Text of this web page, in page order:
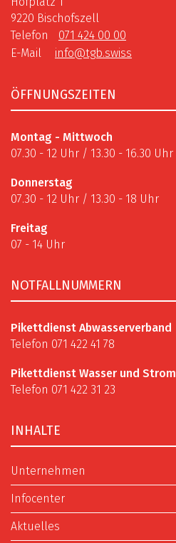
9220 Bischofszell
Telefon
071 424 00 00
E-Mail
info@tgb.swiss
ÖFFNUNGSZEITEN
Montag - Mittwoch
07.30 - 12 Uhr / 13.30 - 16.30 Uhr
Donnerstag
07.30 - 12 Uhr / 13.30 - 18 Uhr
Freitag
07 - 14 Uhr
NOTFALLNUMMERN
Pikettdienst Abwasserverband
Telefon 071 422 41 78
Pikettdienst Wasser und Strom
Telefon 071 422 31 23
INHALTE
Unternehmen
Infocenter
Aktuelles